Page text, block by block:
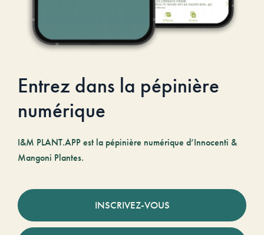
Entrez dans la pépinière
numérique
I&M PLANT.APP est la pépinière numérique d’Innocenti &
Mangoni Plantes.
INSCRIVEZ-VOUS